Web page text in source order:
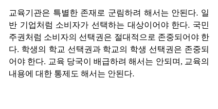
교육기관은 특별한 존재로 군림하려 해서는 안된다. 일
반 기업처럼 소비자가 선택하는 대상이어야 한다. 국민
주권처럼 소비자의 선택권은 절대적으로 존중되어야 한
다. 학생의 학교 선택권과 학교의 학생 선택권은 존중되
어야 한다. 교육 당국이 배급하려 해서는 안되며, 교육의
내용에 대한 통제도 해서는 안된다.